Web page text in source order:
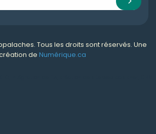
Tous les droits sont réservés. Une
de Numérique.ca